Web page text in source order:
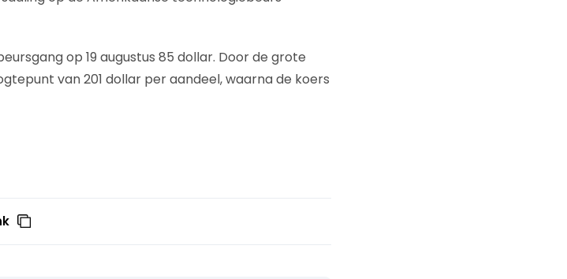
op 19 augustus 85 dollar. Door de grote
van 201 dollar per aandeel, waarna de koers